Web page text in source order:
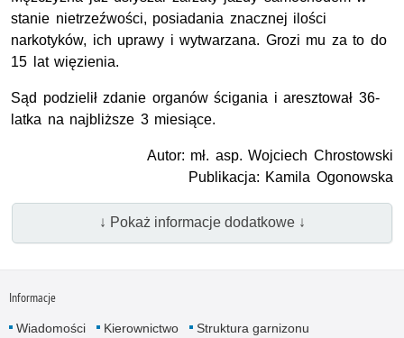
stanie nietrzeźwości, posiadania znacznej ilości
narkotyków, ich uprawy i wytwarzana. Grozi mu za to do
15 lat więzienia.
Sąd podzielił zdanie organów ścigania i aresztował 36-
latka na najbliższe 3 miesiące.
Autor: mł. asp. Wojciech Chrostowski
Publikacja: Kamila Ogonowska
↓ Pokaż informacje dodatkowe ↓
Informacje
Wiadomości Kierownictwo
Struktura garnizonu